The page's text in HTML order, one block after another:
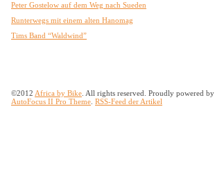
Peter Gostelow auf dem Weg nach Sueden
Runterwegs mit einem alten Hanomag
Tims Band “Waldwind”
©2012 Africa by Bike . All rights reserved. Proudly powered by
AutoFocus II Pro Theme RSS-Feed der Artikel